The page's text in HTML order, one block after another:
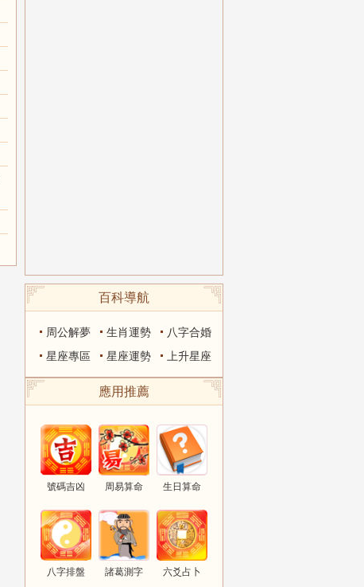
百科導航
周公解夢 生肖運勢
八字合婚
星座專區
星座運勢 上升星座
應用推薦
號碼吉凶 周易算命 生日算命
八字排盤 諸葛測字 六爻占卜